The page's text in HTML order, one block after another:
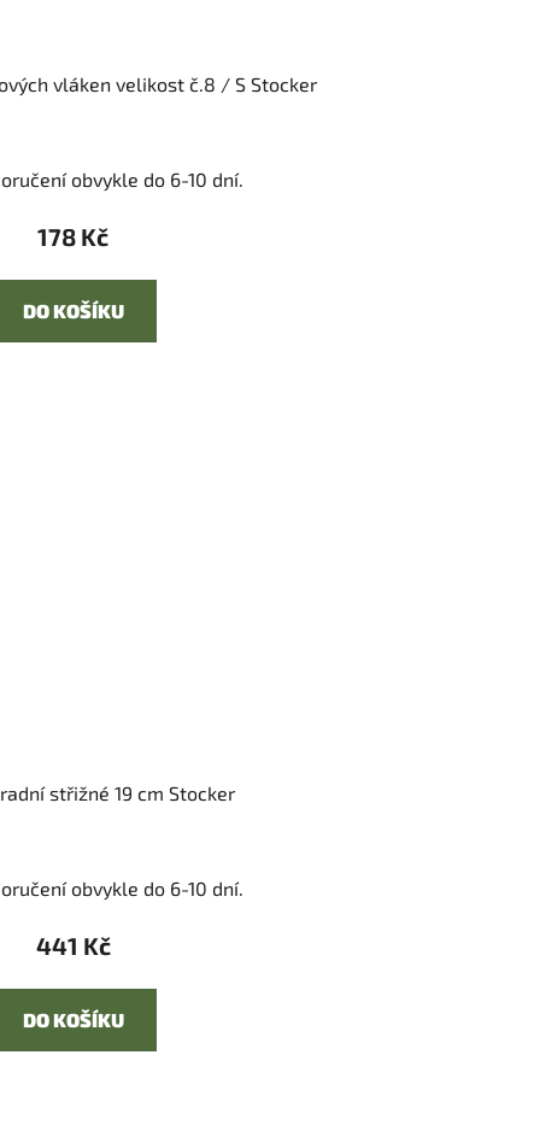
vláken velikost č.8 / S Stocker
obvykle do 6-10 dní.
178 Kč
DO KOŠÍKU
střižné 19 cm Stocker
obvykle do 6-10 dní.
441 Kč
DO KOŠÍKU